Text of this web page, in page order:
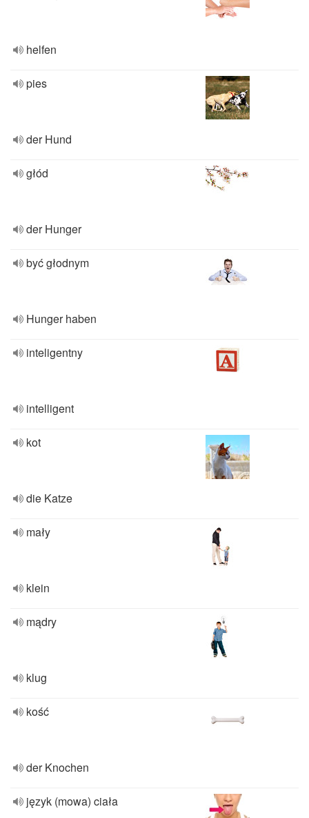
helfen
pies
der Hund
głód
der Hunger
być głodnym
Hunger haben
inteligentny
intelligent
kot
die Katze
mały
klein
mądry
klug
kość
der Knochen
język (mowa) ciała